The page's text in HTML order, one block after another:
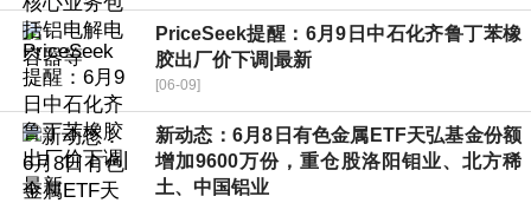
PriceSeek提醒：6月9日中石化齐鲁丁苯橡
胶出厂价下调|最新
[06-09]
新动态：6月8日有色金属ETF天弘基金份额
增加9600万份，重仓股洛阳钼业、北方稀
土、中国铝业